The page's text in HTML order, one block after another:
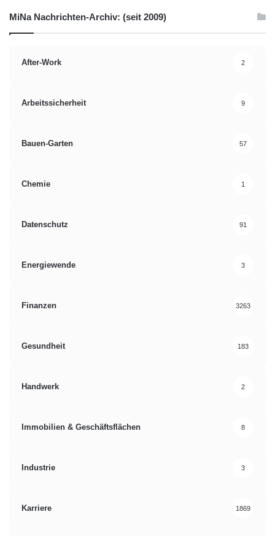
MiNa Nachrichten-Archiv: (seit 2009)
After-Work 2
Arbeitssicherheit 9
Bauen-Garten 57
Chemie 1
Datenschutz 91
Energiewende 3
Finanzen 3263
Gesundheit 183
Handwerk 2
Immobilien & Geschäftsflächen 8
Industrie 3
Karriere 1869